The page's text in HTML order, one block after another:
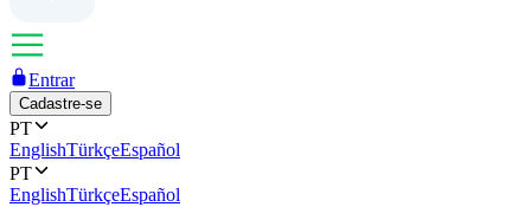
Entrar
Cadastre-se
PT
EnglishTürkçeEspañol
PT
EnglishTürkçeEspañol